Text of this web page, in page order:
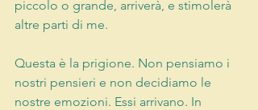
piccolo o grande, arriverà, e stimolerà
altre parti di me.
Questa è la prigione. Non pensiamo i
nostri pensieri e non decidiamo le
nostre emozioni. Essi arrivano. In